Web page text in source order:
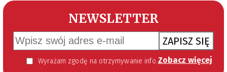
NEWSLETTER
ZAPISZ SIĘ
Wyrażam zgodę na otrzymywanie informacji handlowej kierowanej do mnie za pomocą środków komunikacji elektronicznej w szczególności poczty elektronicznej zgodnie z przepisem art. 10 ust 2 ustawy z dnia 18 lipca 2002 roku o świadczeniu usług drogą elektroniczną (Dz. U. 144 z 2002 r. poz. 1204). Zgoda jest dobrowolna, jednak jej wyrażenie jest konieczne, aby otrzymywać newsletter. Zobacz więcej